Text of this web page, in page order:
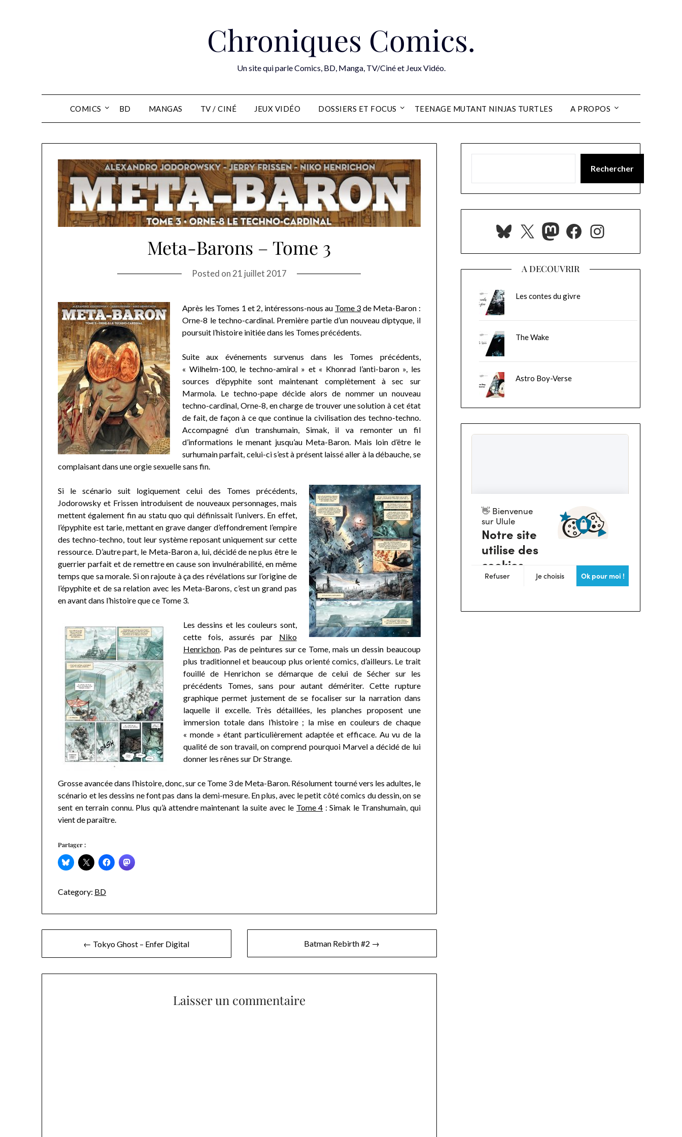
Chroniques Comics.
Un site qui parle Comics, BD, Manga, TV/Ciné et Jeux Vidéo.
COMICS BD MANGAS TV / CINÉ JEUX VIDÉO DOSSIERS ET FOCUS TEENAGE MUTANT NINJAS TURTLES A PROPOS
Meta-Barons – Tome 3
Posted on 21 juillet 2017
Après les Tomes 1 et 2, intéressons-nous au Tome 3 de Meta-Baron :
Orne-8 le techno-cardinal. Première partie d’un nouveau diptyque, il
poursuit l’histoire initiée dans les Tomes précédents.
Suite aux événements survenus dans les Tomes précédents,
« Wilhelm-100, le techno-amiral » et « Khonrad l’anti-baron », les
sources d’épyphite sont maintenant complètement à sec sur
Marmola. Le techno-pape décide alors de nommer un nouveau
techno-cardinal, Orne-8, en charge de trouver une solution à cet état
de fait, de façon à ce que continue la civilisation des techno-techno.
Accompagné d’un transhumain, Simak, il va remonter un fil
d’informations le menant jusqu’au Meta-Baron. Mais loin d’être le
surhumain parfait, celui-ci s’est à présent laissé aller à la débauche, se
complaisant dans une orgie sexuelle sans fin.
Si le scénario suit logiquement celui des Tomes précédents,
Jodorowsky et Frissen introduisent de nouveaux personnages, mais
mettent également fin au statu quo qui définissait l’univers. En effet,
l’épyphite est tarie, mettant en grave danger d’effondrement l’empire
des techno-techno, tout leur système reposant uniquement sur cette
ressource. D’autre part, le Meta-Baron a, lui, décidé de ne plus être le
guerrier parfait et de remettre en cause son invulnérabilité, en même
temps que sa morale. Si on rajoute à ça des révélations sur l’origine de
l’épyphite et de sa relation avec les Meta-Barons, c’est un grand pas
en avant dans l’histoire que ce Tome 3.
Les dessins et les couleurs sont,
cette fois, assurés par Niko
Henrichon. Pas de peintures sur ce Tome, mais un dessin beaucoup
plus traditionnel et beaucoup plus orienté comics, d’ailleurs. Le trait
fouillé de Henrichon se démarque de celui de Sécher sur les
précédents Tomes, sans pour autant démériter. Cette rupture
graphique permet justement de se focaliser sur la narration dans
laquelle il excelle. Très détaillées, les planches proposent une
immersion totale dans l’histoire ; la mise en couleurs de chaque
« monde » étant particulièrement adaptée et efficace. Au vu de la
qualité de son travail, on comprend pourquoi Marvel a décidé de lui
donner les rênes sur Dr Strange.
Grosse avancée dans l’histoire, donc, sur ce Tome 3 de Meta-Baron. Résolument tourné vers les adultes, le
scénario et les dessins ne font pas dans la demi-mesure. En plus, avec le petit côté comics du dessin, on se
sent en terrain connu. Plus qu’à attendre maintenant la suite avec le Tome 4 : Simak le Transhumain, qui
vient de paraître.
Partager :
Category: BD
Navigation
de
l’article
← Tokyo Ghost – Enfer Digital Batman Rebirth #2 →
Laisser un commentaire
Rechercher
Bluesky
X Mastodon
Facebook
Instagram
A DECOUVRIR
Les contes du givre
The Wake
Astro Boy-Verse